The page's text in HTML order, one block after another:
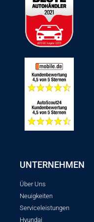
UNTERNEHMEN
Über Uns
Neuigkeiten
Serviceleistungen
Hyundai